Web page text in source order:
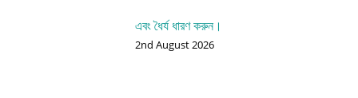
এবং ধৈর্য ধারণ করুন।
2nd August 2026